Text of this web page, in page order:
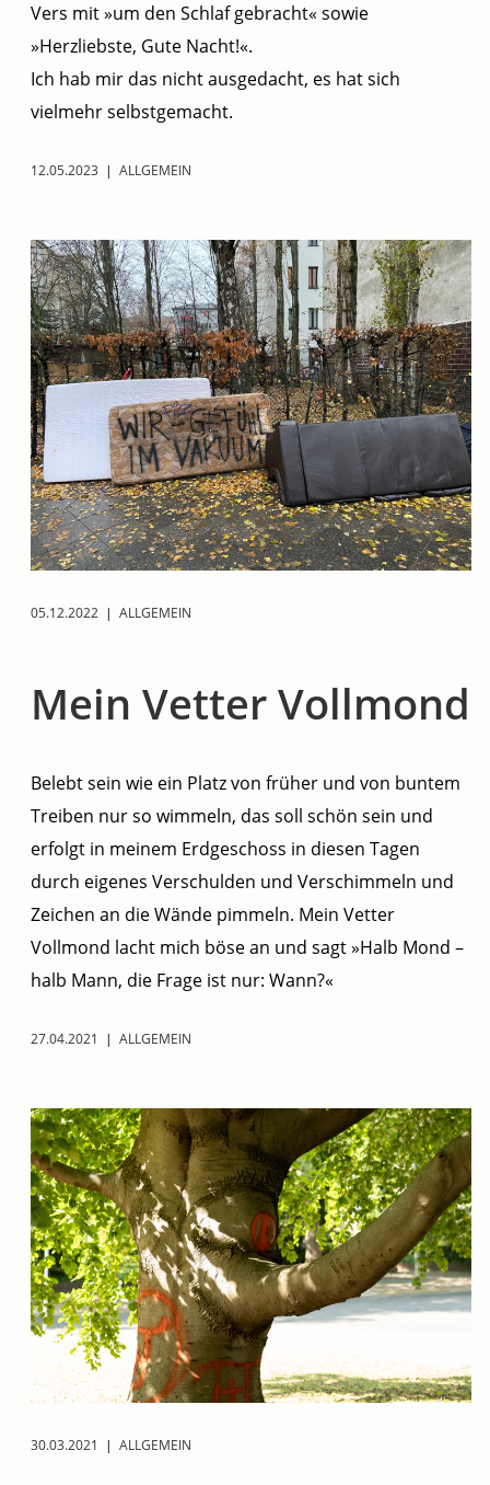
Vers mit »um den Schlaf gebracht« sowie
»Herzliebste, Gute Nacht!«.
Ich hab mir das nicht ausgedacht, es hat sich
vielmehr selbstgemacht.
12.05.2023 | ALLGEMEIN
05.12.2022 | ALLGEMEIN
Mein Vetter Vollmond
Belebt sein wie ein Platz von früher und von buntem
Treiben nur so wimmeln, das soll schön sein und
erfolgt in meinem Erdgeschoss in diesen Tagen
durch eigenes Verschulden und Verschimmeln und
Zeichen an die Wände pimmeln. Mein Vetter
Vollmond lacht mich böse an und sagt »Halb Mond –
halb Mann, die Frage ist nur: Wann?«
27.04.2021 | ALLGEMEIN
30.03.2021 | ALLGEMEIN